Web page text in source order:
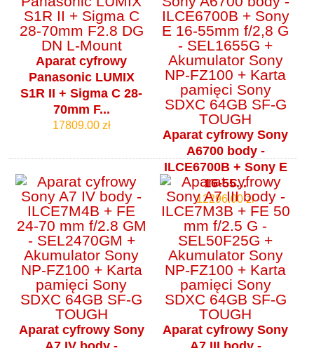
Aparat cyfrowy
Panasonic LUMIX
S1R II + Sigma C 28-
70mm F...
17809.00 zł
Aparat cyfrowy Sony
A6700 body -
ILCE6700B + Sony E
16-55...
12296.00 zł
Aparat cyfrowy Sony
Aparat cyfrowy Sony